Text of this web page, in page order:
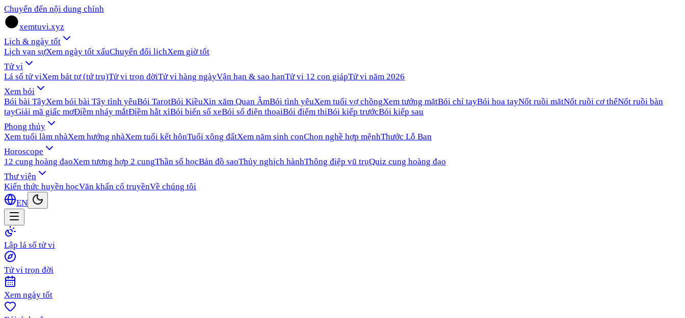
Chuyển đến nội dung chính
xemtuvi.xyz
Lịch & ngày tốt
Lịch vạn sựXem ngày tốt xấuChuyển đổi lịchXem giờ tốt
Tử vi
Lá số tử viXem bát tự (tứ trụ)Tử vi trọn đờiTử vi hàng ngàyVận hạn & sao hạnTử vi 12 con giápTử vi năm 2026
Xem bói
Bói bài TâyXem bói bài Tây tình yêuBói TarotBói KiềuXin xăm Quan ÂmBói tình yêuXem tuổi vợ chồngXem tướng mặtBói chỉ tayBói hoa tayNốt ruồi mặtNốt ruồi cơ thểNốt ruồi bàn
tayGiải mã giấc mơĐiềm nháy mắtĐiềm hắt xìBói biển số xeBói số điện thoạiBói điểm thiBói kiếp trướcBói kiếp sau
Phong thủy
Xem tuổi làm nhàXem hướng nhàXem tuổi kết hônTuổi xông đấtXem năm sinh conChọn nghề hợp mệnhThước Lỗ Ban
Horoscope
12 cung hoàng đạoXem tương hợp 2 cungThần số họcBản đồ saoThủy nghịch hànhThông điệp vũ trụQuiz cung hoàng đạo
Thư viện
Kiến thức huyền họcVăn khấn cổ truyềnVề chúng tôi
EN
Lập lá số tử vi
Tử vi trọn đời
Xem ngày tốt